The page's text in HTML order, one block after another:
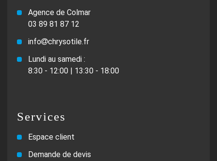
Agence de Colmar
03 89 81 87 12
info
chrysotile.fr
Lundi au samedi :
8:30 - 12:00 | 13:30 - 18:00
Services
Espace client
Demande de devis